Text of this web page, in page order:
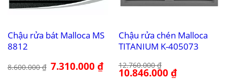
Chậu rửa bát Malloca MS
8812
8.600.000₫ Giá
gốc
7.310.000₫Giá
hiện
Chậu rửa chén Malloca
TITANIUM K-405073
12.760.000₫
Giá
gốc
10.846.000₫Giá
hiện